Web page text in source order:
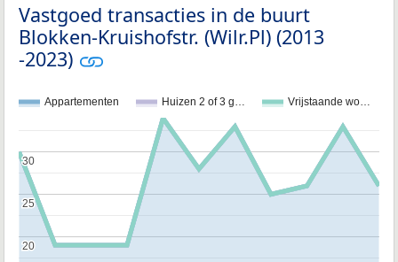
Vastgoed transacties in de buurt
Blokken-Kruishofstr. (Wilr.Pl) (2013
-2023)
Appartementen Huizen 2 of 3 g… Vrijstaande wo…
20
20
25
25
30
30